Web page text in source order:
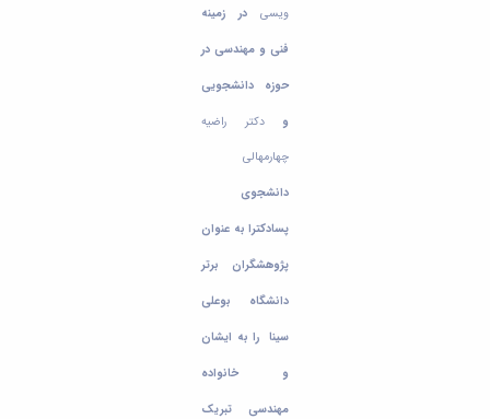
ویسی در زمینه
فنی و مهندسی در
حوزه دانشجویی
و دکتر راضیه
چهارمهالی
دانشجوی
پسادکترا به عنوان
پژوهشگران برتر
دانشگاه بوعلی
سینا را به ایشان
و خانواده
مهندسی تبریک